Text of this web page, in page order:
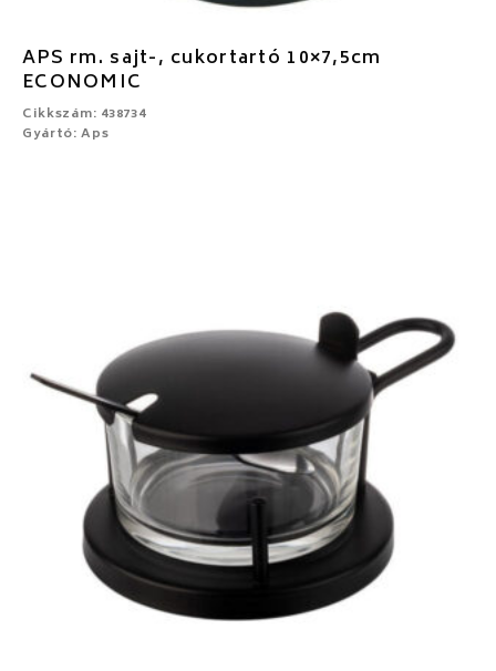
APS rm. sajt-, cukortartó 10×7,5cm
ECONOMIC
Cikkszám: 438734
Gyártó: Aps